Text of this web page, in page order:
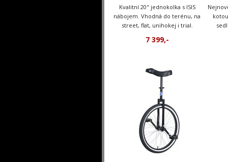
Kvalitní 20" jednokolka s ISIS
nábojem. Vhodná do terénu, na
street, flat, unihokej i trial.
7 399,-